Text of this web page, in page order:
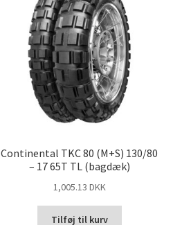
Continental TKC 80 (M+S) 130/80
– 17 65T TL (bagdæk)
1,005.13 DKK
Tilføj til kurv